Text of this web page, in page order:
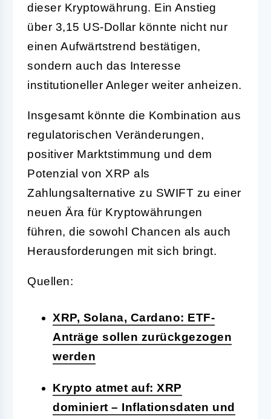
dieser Kryptowährung. Ein Anstieg
über 3,15 US-Dollar könnte nicht nur
einen Aufwärtstrend bestätigen,
sondern auch das Interesse
institutioneller Anleger weiter anheizen.
Insgesamt könnte die Kombination aus
regulatorischen Veränderungen,
positiver Marktstimmung und dem
Potenzial von XRP als
Zahlungsalternative zu SWIFT zu einer
neuen Ära für Kryptowährungen
führen, die sowohl Chancen als auch
Herausforderungen mit sich bringt.
Quellen:
XRP, Solana, Cardano: ETF-
Anträge sollen zurückgezogen
werden
Krypto atmet auf: XRP
dominiert – Inflationsdaten und